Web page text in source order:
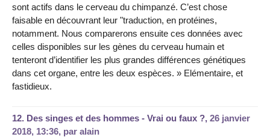
sont actifs dans le cerveau du chimpanzé. C’est chose
faisable en découvrant leur "traduction, en protéines,
notamment. Nous comparerons ensuite ces données avec
celles disponibles sur les gènes du cerveau humain et
tenteront d’identifier les plus grandes différences génétiques
dans cet organe, entre les deux espèces. » Elémentaire, et
fastidieux.
12. Des singes et des hommes - Vrai ou faux ?, 26 janvier
2018, 13:36, par alain